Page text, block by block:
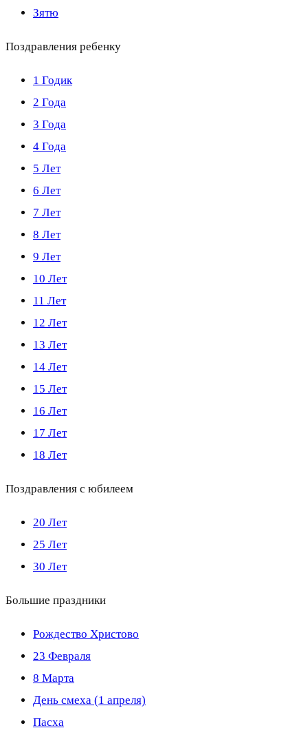
Зятю
Поздравления ребенку
1 Годик
2 Года
3 Года
4 Года
5 Лет
6 Лет
7 Лет
8 Лет
9 Лет
10 Лет
11 Лет
12 Лет
13 Лет
14 Лет
15 Лет
16 Лет
17 Лет
18 Лет
Поздравления с юбилеем
20 Лет
25 Лет
30 Лет
Большие праздники
Рождество Христово
23 Февраля
8 Марта
День смеха (1 апреля)
Пасха